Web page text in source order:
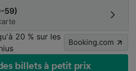
59)
20 % sur les
Booking.com
billets à petit prix